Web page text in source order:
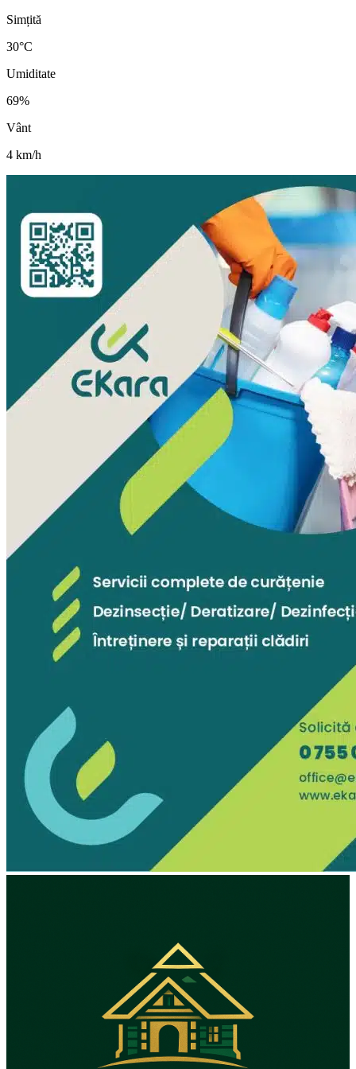
Simțită
30°C
Umiditate
69%
Vânt
4 km/h